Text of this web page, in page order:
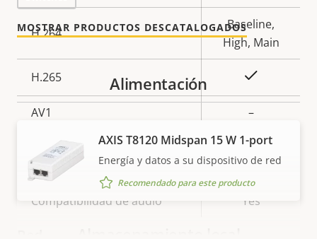
de
propiedad
la
propiedad
H.264
Baseline,
High, Main
H.265
AV1 –
Audio
Descripción
Valor de
Compatibilidad de audio Yes
MOSTRAR PRODUCTOS DESCATALOGADOS
Alimentación
AXIS T8120 Midspan 15 W 1-port
Energía y datos a su dispositivo de red
Recomendado para este producto